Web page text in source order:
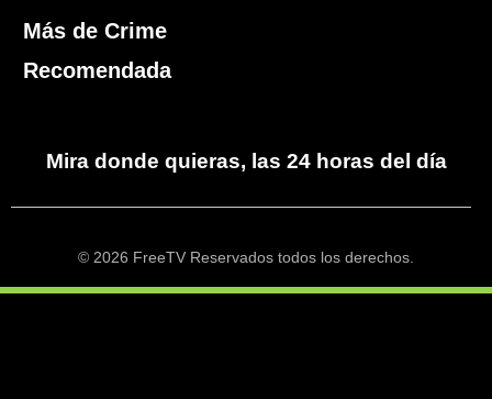
Más de Crime
Recomendada
Mira donde quieras, las 24 horas del día
© 2026 FreeTV Reservados todos los derechos.